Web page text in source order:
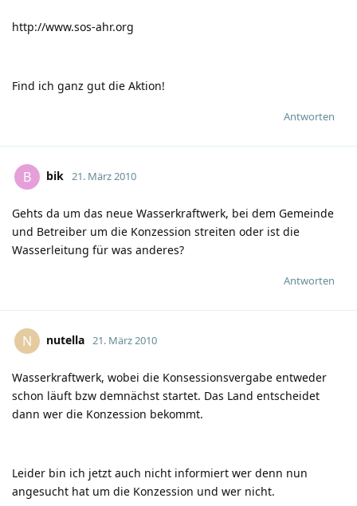
http://www.sos-ahr.org
Find ich ganz gut die Aktion!
Antworten
B bik 21. März 2010
Gehts da um das neue Wasserkraftwerk, bei dem Gemeinde
und Betreiber um die Konzession streiten oder ist die
Wasserleitung für was anderes?
Antworten
N nutella 21. März 2010
Wasserkraftwerk, wobei die Konsessionsvergabe entweder
schon läuft bzw demnächst startet. Das Land entscheidet
dann wer die Konzession bekommt.
Leider bin ich jetzt auch nicht informiert wer denn nun
angesucht hat um die Konzession und wer nicht.